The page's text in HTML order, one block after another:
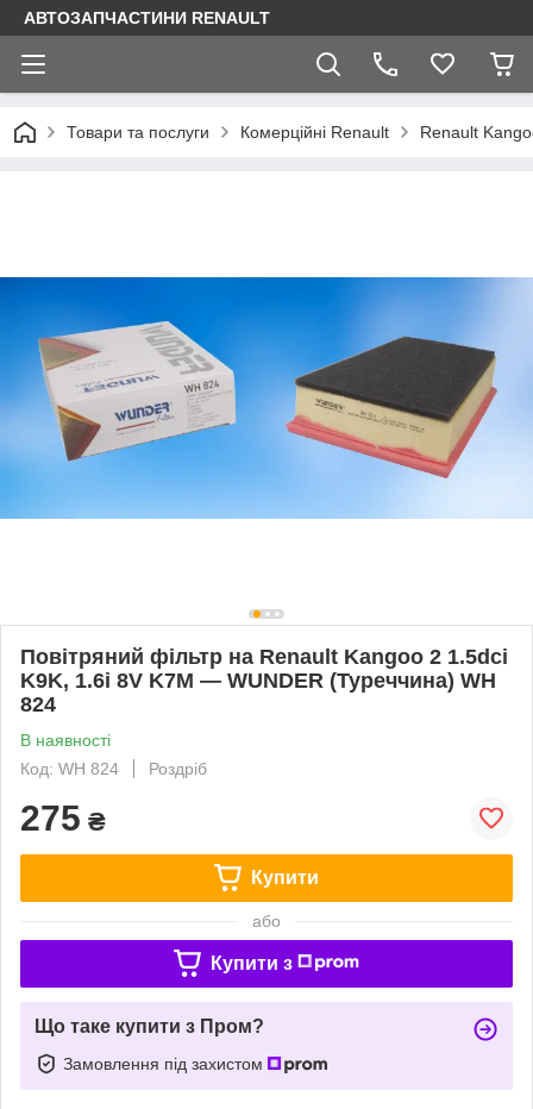
АВТОЗАПЧАСТИНИ RENAULT
Товари та послуги Комерційні Renault Renault
Повітряний фільтр на Renault Kangoo 2 1.5dci
K9K, 1.6i 8V K7M — WUNDER (Туреччина) WH
824
В наявності
Код: WH 824
Роздріб
275 ₴
Купити
або
Купити з
Що таке купити з Пром?
Замовлення під захистом